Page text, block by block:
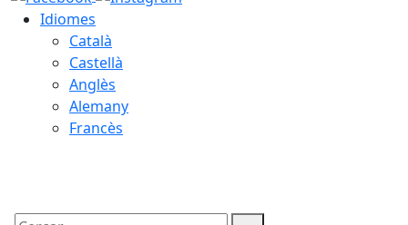
Idiomes
Català
Castellà
Anglès
Alemany
Francès